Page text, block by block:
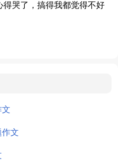
得哭了，搞得我都觉得不好
文